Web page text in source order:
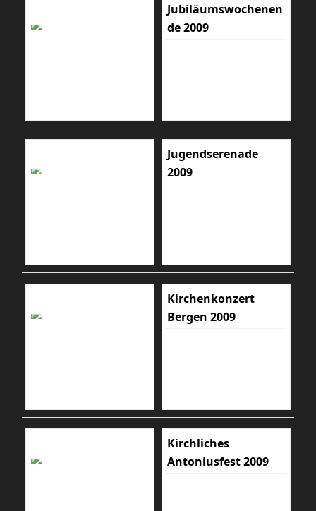
Jubiläumswochenen
de 2009
Jugendserenade
2009
Kirchenkonzert
Bergen 2009
Kirchliches
Antoniusfest 2009